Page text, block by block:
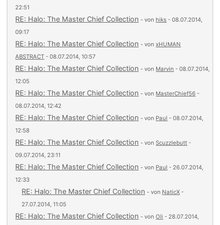
22:51
RE: Halo: The Master Chief Collection - von hiks - 08.07.2014,
09:17
RE: Halo: The Master Chief Collection - vonxHUMAN
ABSTRACT - 08.07.2014, 10:57
RE: Halo: The Master Chief Collection - von Marvin - 08.07.2014,
12:05
RE: Halo: The Master Chief Collection - von MasterChief56 -
08.07.2014, 12:42
RE: Halo: The Master Chief Collection - von Paul - 08.07.2014,
12:58
RE: Halo: The Master Chief Collection - vonScuzzlebutt -
09.07.2014, 23:11
RE: Halo: The Master Chief Collection - von Paul - 26.07.2014,
12:33
RE: Halo: The Master Chief Collection - von NaticX -
27.07.2014, 11:05
RE: Halo: The Master Chief Collection - vonOli - 28.07.2014,